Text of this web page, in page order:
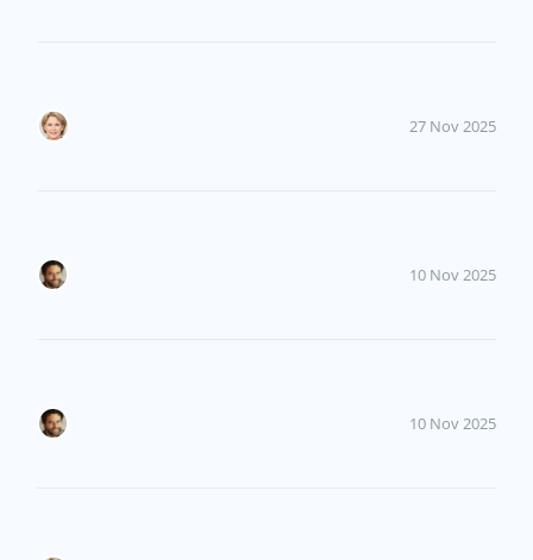
27 Nov 2025
10 Nov 2025
10 Nov 2025